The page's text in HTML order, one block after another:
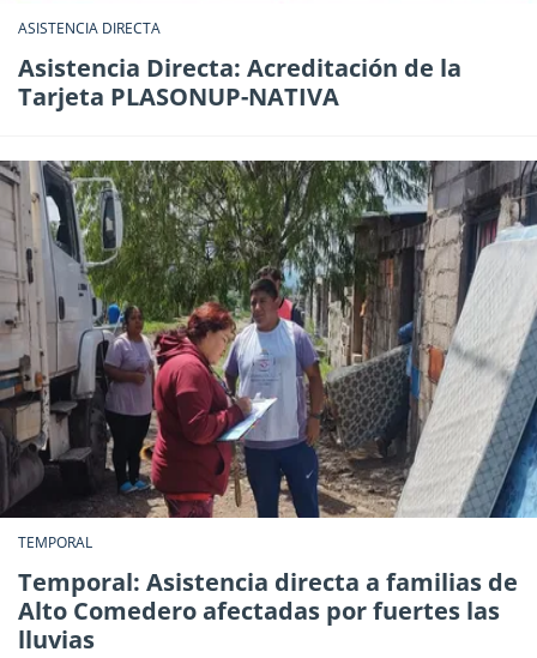
ASISTENCIA DIRECTA
Asistencia Directa: Acreditación de la
Tarjeta PLASONUP-NATIVA
TEMPORAL
Temporal: Asistencia directa a familias de
Alto Comedero afectadas por fuertes las
lluvias